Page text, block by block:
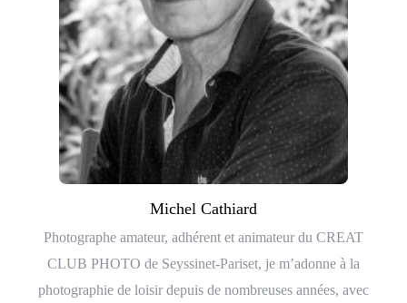
Michel Cathiard
Photographe amateur, adhérent et animateur du CREAT
CLUB PHOTO de Seyssinet-Pariset, je m’adonne à la
photographie de loisir depuis de nombreuses années, avec